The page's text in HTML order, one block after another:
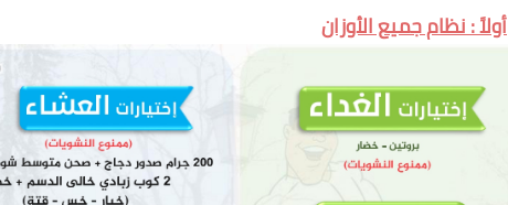
أولاً : نظام جميع الأوزان